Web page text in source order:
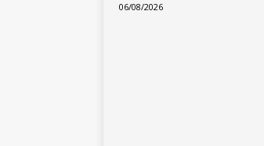
06/08/2026